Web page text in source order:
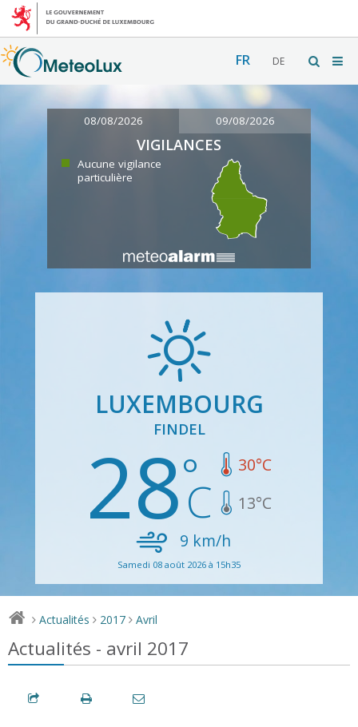
FR DE
08/08/2026 09/08/2026
VIGILANCES
Aucune vigilance
particulière
LUXEMBOURG
FINDEL
28 30°C
13°C
9 km/h
Samedi 08 août 2026 à 15h35
> Actualités > 2017 > Avril
Actualités - avril 2017